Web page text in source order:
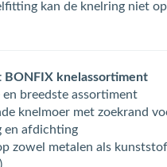
kan de knelring niet
BONFIX knelassortiment
breedste assortiment
knelmoer met zoekrand
en afdichting
zowel metalen als